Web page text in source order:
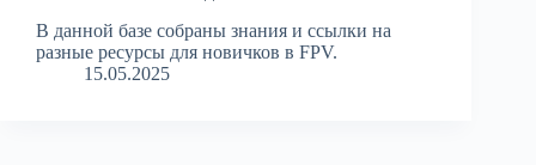
В данной базе собраны знания и ссылки на
разные ресурсы для новичков в FPV.
15.05.2025